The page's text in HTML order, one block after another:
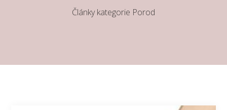
Články kategorie Porod